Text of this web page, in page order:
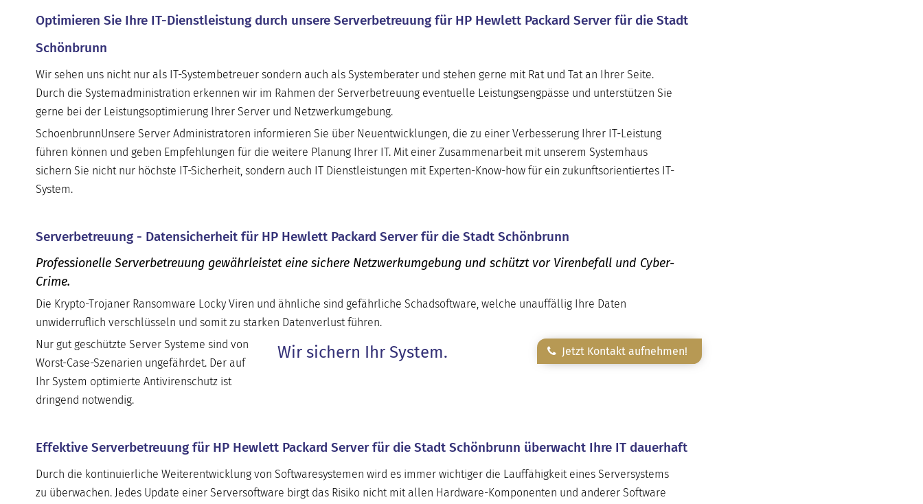
Optimieren Sie Ihre IT-Dienstleistung durch unsere Serverbetreuung für HP Hewlett Packard Server für die Stadt
Schönbrunn
Wir sehen uns nicht nur als IT-Systembetreuer sondern auch als Systemberater und stehen gerne mit Rat und Tat an Ihrer Seite.
Durch die Systemadministration erkennen wir im Rahmen der Serverbetreuung eventuelle Leistungsengpässe und unterstützen Sie
gerne bei der Leistungsoptimierung Ihrer Server und Netzwerkumgebung.
SchoenbrunnUnsere Server Administratoren informieren Sie über Neuentwicklungen, die zu einer Verbesserung Ihrer IT-Leistung
führen können und geben Empfehlungen für die weitere Planung Ihrer IT. Mit einer Zusammenarbeit mit unserem Systemhaus
sichern Sie nicht nur höchste IT-Sicherheit, sondern auch IT Dienstleistungen mit Experten-Know-how für ein zukunftsorientiertes IT-
System.
Serverbetreuung - Datensicherheit für HP Hewlett Packard Server für die Stadt Schönbrunn
Professionelle Serverbetreuung gewährleistet eine sichere Netzwerkumgebung und schützt vor Virenbefall und Cyber-
Crime.
Die Krypto-Trojaner Ransomware Locky Viren und ähnliche sind gefährliche Schadsoftware, welche unauffällig Ihre Daten
unwiderruflich verschlüsseln und somit zu starken Datenverlust führen.
Nur gut geschützte Server Systeme sind von
Worst-Case-Szenarien ungefährdet. Der auf
Ihr System optimierte Antivirenschutz ist
dringend notwendig.
Wir sichern Ihr System. Jetzt Kontakt aufnehmen!
Effektive Serverbetreuung für HP Hewlett Packard Server für die Stadt Schönbrunn überwacht Ihre IT dauerhaft
Durch die kontinuierliche Weiterentwicklung von Softwaresystemen wird es immer wichtiger die Lauffähigkeit eines Serversystems
zu überwachen. Jedes Update einer Serversoftware birgt das Risiko nicht mit allen Hardware-Komponenten und anderer Software